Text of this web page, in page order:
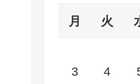
月 火
3
4